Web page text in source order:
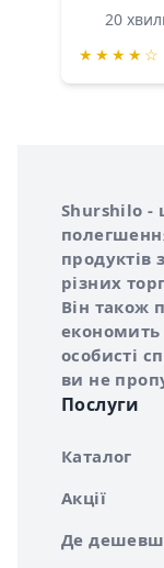
20
★ ★ ★ ★ ☆
Про сервіс
Shurshilo -
продуктів
різних
Він також
особисті
ви не
Послуги
Каталог
Акції
Де